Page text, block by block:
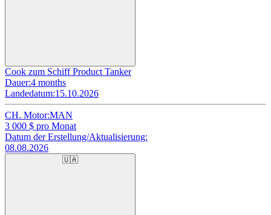
Cook zum Schiff Product Tanker
Dauer:4 months
Landedatum:15.10.2026
CH. Motor:MAN
3 000 $ pro Monat
Datum der Erstellung/Aktualisierung:
08.08.2026
🇺🇦